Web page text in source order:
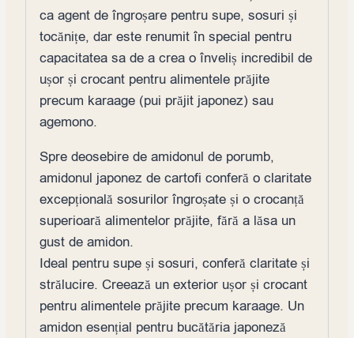
ca agent de îngroșare pentru supe, sosuri și
tocănițe, dar este renumit în special pentru
capacitatea sa de a crea o înveliș incredibil de
ușor și crocant pentru alimentele prăjite
precum karaage (pui prăjit japonez) sau
agemono.
Spre deosebire de amidonul de porumb,
amidonul japonez de cartofi conferă o claritate
excepțională sosurilor îngroșate și o crocanță
superioară alimentelor prăjite, fără a lăsa un
gust de amidon.
Ideal pentru supe și sosuri, conferă claritate și
strălucire. Creează un exterior ușor și crocant
pentru alimentele prăjite precum karaage. Un
amidon esențial pentru bucătăria japoneză